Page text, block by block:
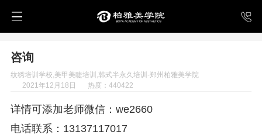
咨询
纹绣培训学校,美甲美睫培训,韩式半永久培训-郑州柏雅美学院
2021年12月18日
热度：440422
详情可添加老师微信：we2660
电话联系：13137117017